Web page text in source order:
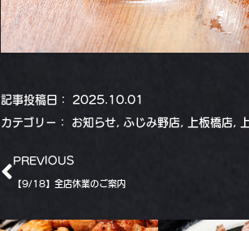
記事投稿日：
2025.10.01
カテゴリー：
お知らせ, ふじみ野店, 上板橋店,
PREVIOUS
【9/18】全店休業のご案内